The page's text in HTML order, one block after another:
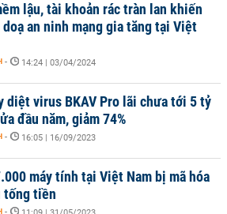
lậu, tài khoản rác tràn lan khiến
an ninh mạng gia tăng tại Việt
- 14:24 | 03/04/2024
diệt virus BKAV Pro lãi chưa tới 5 tỷ
đầu năm, giảm 74%
- 16:05 | 16/09/2023
máy tính tại Việt Nam bị mã hóa
tống tiền